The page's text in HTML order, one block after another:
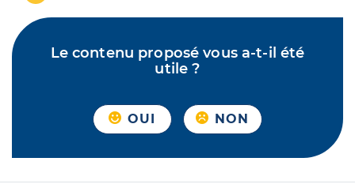
Le contenu proposé vous a-t-il été
utile ?
OUI NON